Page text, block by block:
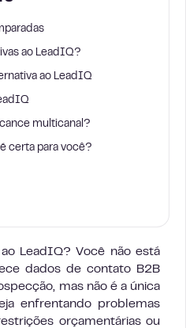
ao LeadIQ?
ao LeadIQ
multicanal?
certa para você?
LeadIQ? Você não está
dados de contato B2B
mas não é a única
enfrentando problemas
orçamentárias ou